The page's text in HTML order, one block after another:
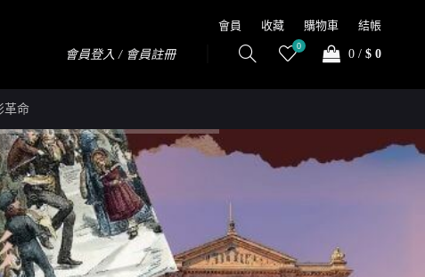
會員 收藏 購物車 結帳
會員登入 / 會員註冊
0
0 / $ 0
革命